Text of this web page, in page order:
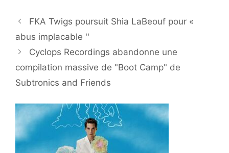
FKA Twigs poursuit Shia LaBeouf pour «
abus implacable ''
Cyclops Recordings abandonne une
compilation massive de "Boot Camp" de
Subtronics and Friends